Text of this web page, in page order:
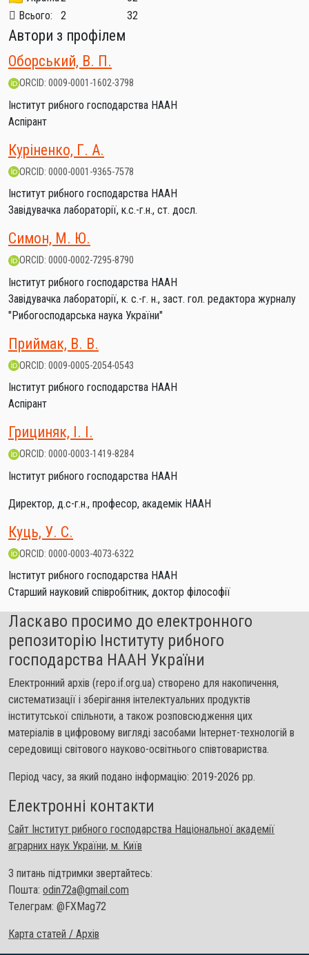
Всього:
2 32
Автори з профілем
Оборський, В. П.
ORCID: 0009-0001-1602-3798
Інститут рибного господарства НААН
Аспірант
Куріненко, Г. А.
ORCID: 0000-0001-9365-7578
Інститут рибного господарства НААН
Завідувачка лабораторії, к.с.-г.н., ст. досл.
Симон, М. Ю.
ORCID: 0000-0002-7295-8790
Інститут рибного господарства НААН
Завідувачка лабораторії, к. с.-г. н., заст. гол. редактора журналу
"Рибогосподарська наука України"
Приймак, В. В.
ORCID: 0009-0005-2054-0543
Інститут рибного господарства НААН
Аспірант
Грициняк, І. І.
ORCID: 0000-0003-1419-8284
Інститут рибного господарства НААН
Директор, д.с-г.н., професор, академік НААН
Куць, У. С.
ORCID: 0000-0003-4073-6322
Інститут рибного господарства НААН
Старший науковий співробітник, доктор філософії
Ласкаво просимо до електронного
репозиторію Інституту рибного
господарства НААН України
Електронний архів (repo.if.org.ua) створено для накопичення,
систематизації і зберігання інтелектуальних продуктів
інститутської спільноти, а також розповсюдження цих
матеріалів в цифровому вигляді засобами Інтернет-технологій в
середовищі світового науково-освітнього співтовариства.
Період часу, за який подано інформацію: 2019-2026 рр.
Електронні контакти
Сайт Інститут рибного господарства Національної академії
аграрних наук України, м. Київ
З питань підтримки звертайтесь:
Пошта: odin72a@gmail.com
Телеграм: @FXMag72
Карта статей / Архів